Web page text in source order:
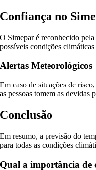
Confiança no
O Simepar é reconhecido
possíveis condições climáticas
Alertas Meteorológicos
Em caso de situações de
as pessoas tomem as devidas
Conclusão
Em resumo, a previsão do
para todas as condições
Qual a importância de